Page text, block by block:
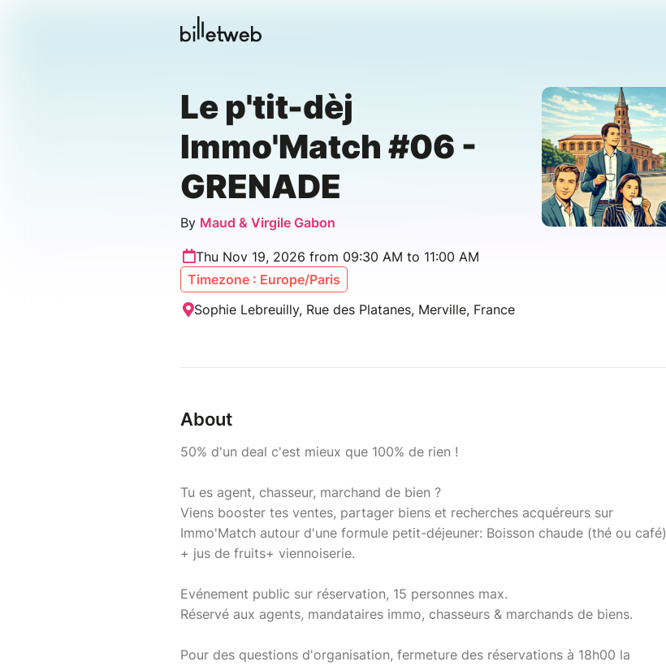
Le p'tit-dèj
Immo'Match #06 -
GRENADE
By Maud & Virgile Gabon
Thu Nov 19, 2026 from 09:30 AM to 11:00 AM
Timezone : Europe/Paris
Sophie Lebreuilly, Rue des Platanes, Merville, France
About
50% d'un deal c'est mieux que 100% de rien !
Tu es agent, chasseur, marchand de bien ?
Viens booster tes ventes, partager biens et recherches acquéreurs sur
Immo'Match autour d'une formule petit-déjeuner: Boisson chaude (thé ou café)
+ jus de fruits+ viennoiserie.
Evénement public sur réservation, 15 personnes max.
Réservé aux agents, mandataires immo, chasseurs & marchands de biens.
Pour des questions d'organisation, fermeture des réservations à 18h00 la